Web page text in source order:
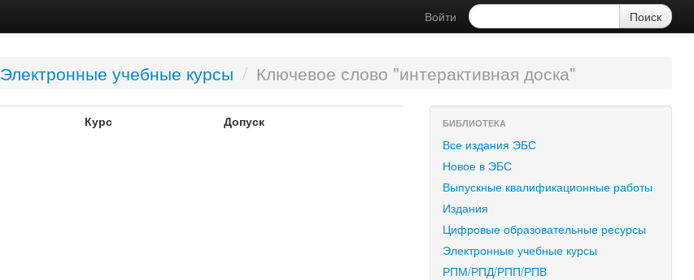
Войти
Электронные учебные курсы / Ключевое слово "интерактивная доска"
Курс Допуск БИБЛИОТЕКА
Все издания ЭБС
Новое в ЭБС
Выпускные квалификационные работы
Издания
Цифровые образовательные ресурсы
Электронные учебные курсы
РПМ/РПД/РПП/РПВ